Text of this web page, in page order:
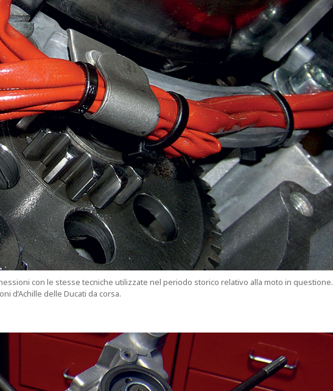
con le stesse tecniche utilizzate nel periodo storico relativo alla moto in questione.
d’Achille delle Ducati da corsa.